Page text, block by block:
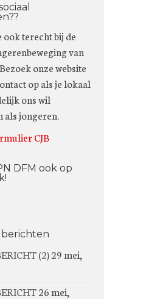
ook terecht bij de
van
onze website
op als je lokaal
ons wil
als jongeren.
CJB
DFM ook op
(2)29 mei,
26 mei,